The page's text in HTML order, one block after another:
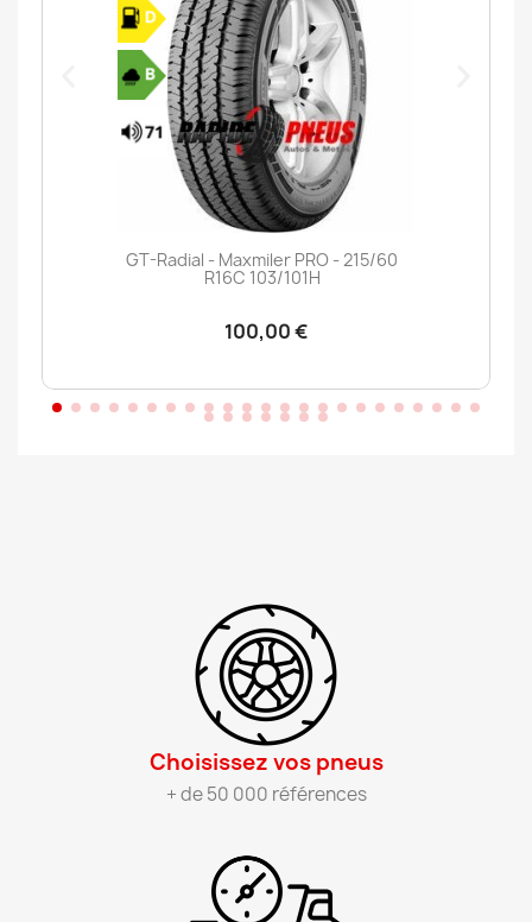
GT-Radial - Maxmiler PRO - 215/60
R16C 103/101H
100,00 €
Choisissez vos pneus​
+ de 50 000 références